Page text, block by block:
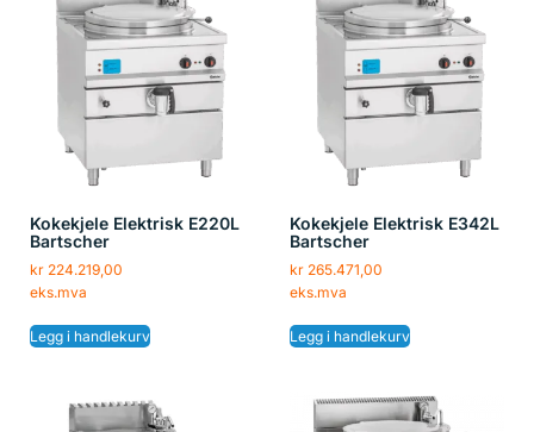
Kokekjele Elektrisk E220L
Bartscher
kr 224.219,00
eks.mva
Legg i handlekurv
Kokekjele Elektrisk E342L
Bartscher
kr265.471,00
eks.mva
Legg i handlekurv